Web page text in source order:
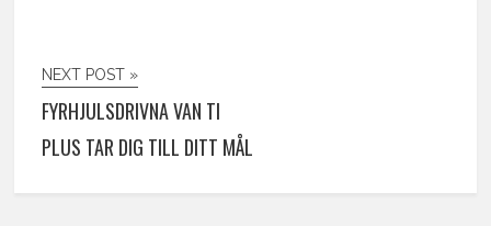
NEXT POST »
FYRHJULSDRIVNA VAN TI
PLUS TAR DIG TILL DITT MÅL